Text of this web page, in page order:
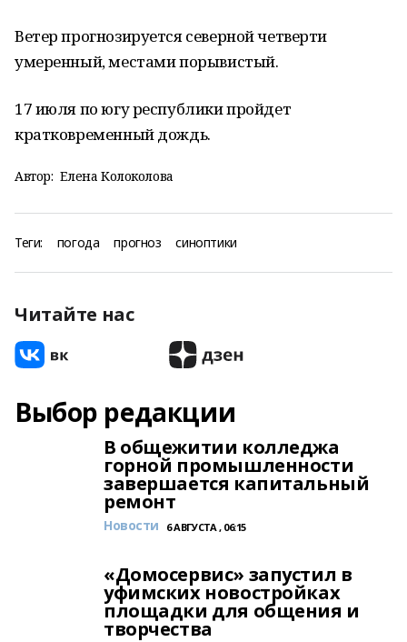
Ветер прогнозируется северной четверти
умеренный, местами порывистый.
17 июля по югу республики пройдет
кратковременный дождь.
Автор: Елена Колоколова
Теги: погода прогноз синоптики
Читайте нас
Выбор редакции
В общежитии колледжа
горной промышленности
завершается капитальный
ремонт
Новости 6 АВГУСТА , 06:15
«Домосервис» запустил в
уфимских новостройках
площадки для общения и
творчества